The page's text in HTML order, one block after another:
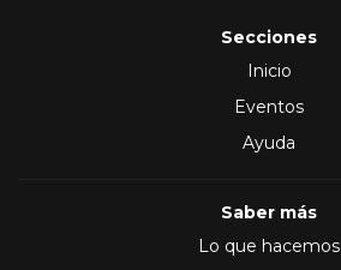
Secciones
Inicio
Eventos
Ayuda
Saber más
Lo que hacemos